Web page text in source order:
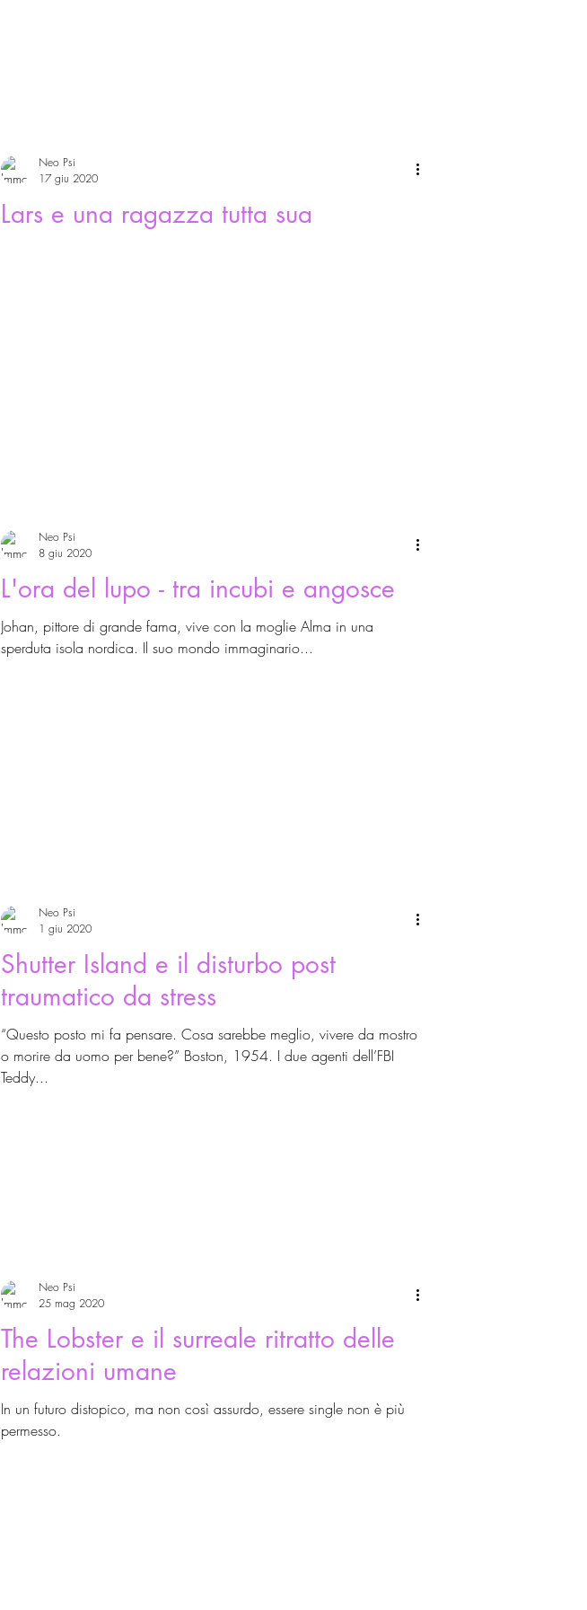
Lars e una ragazza tutta sua
Neo Psi
17 giu 2020
L'ora del lupo - tra incubi e angosce
Johan, pittore di grande fama, vive con la moglie Alma in una
sperduta isola nordica. Il suo mondo immaginario...
Neo Psi
8 giu 2020
Shutter Island e il disturbo post
traumatico da stress
“Questo posto mi fa pensare. Cosa sarebbe meglio, vivere da mostro
o morire da uomo per bene?” Boston, 1954. I due agenti dell’FBI
Teddy...
Neo Psi
1 giu 2020
The Lobster e il surreale ritratto delle
relazioni umane
In un futuro distopico, ma non così assurdo, essere single non è più
permesso.
Neo Psi
25 mag 2020